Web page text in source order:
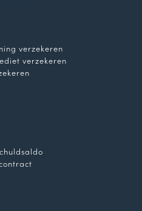
verzekeren
verzekeren